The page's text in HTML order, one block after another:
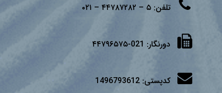
تلفن: ۵ – ۴۴۷۸۷۲۸۲ – ۰۲۱
دورنگار: 021-۴۴۷۹۶۵۷۵
کدپستی: 1496793612